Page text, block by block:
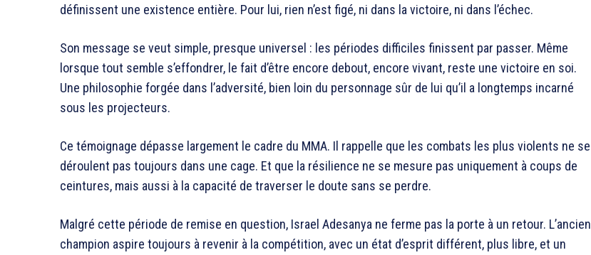
définissent une existence entière. Pour lui, rien n’est figé, ni dans la victoire, ni dans l’échec.
Son message se veut simple, presque universel : les périodes difficiles finissent par passer. Même
lorsque tout semble s’effondrer, le fait d’être encore debout, encore vivant, reste une victoire en soi.
Une philosophie forgée dans l’adversité, bien loin du personnage sûr de lui qu’il a longtemps incarné
sous les projecteurs.
Ce témoignage dépasse largement le cadre du MMA. Il rappelle que les combats les plus violents ne se
déroulent pas toujours dans une cage. Et que la résilience ne se mesure pas uniquement à coups de
ceintures, mais aussi à la capacité de traverser le doute sans se perdre.
Malgré cette période de remise en question, Israel Adesanya ne ferme pas la porte à un retour. L’ancien
champion aspire toujours à revenir à la compétition, avec un état d’esprit différent, plus libre, et un